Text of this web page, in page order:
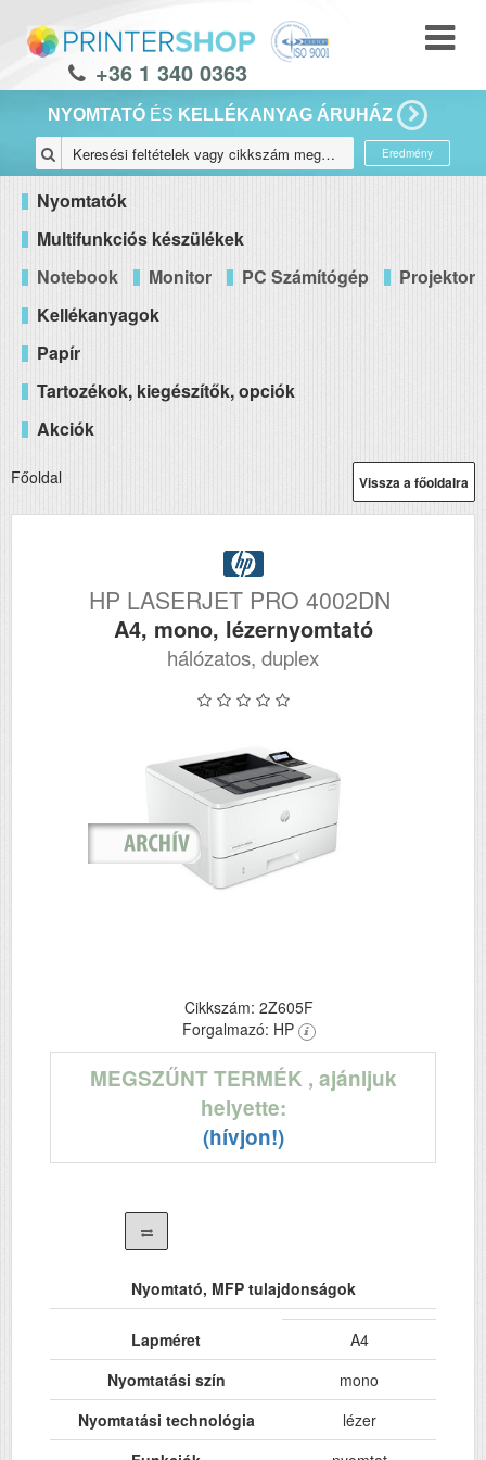
+36 1 340 0363
NYOMTATÓ ÉS KELLÉKANYAG ÁRUHÁZ
Eredmény
Nyomtatók
Multifunkciós készülékek
Notebook
Monitor PC Számítógép
Projektor
Kellékanyagok
Papír
Tartozékok, kiegészítők, opciók
Akciók
Vissza a főoldalra
Főoldal
HP LASERJET PRO 4002DN
A4, mono, lézernyomtató
hálózatos, duplex
Cikkszám: 2Z605F
Forgalmazó: HP
MEGSZŰNT TERMÉK , ajánljuk
helyette:
(hívjon!)
Nyomtató, MFP tulajdonságok
Lapméret
A4
Nyomtatási szín
mono
Nyomtatási technológia
lézer